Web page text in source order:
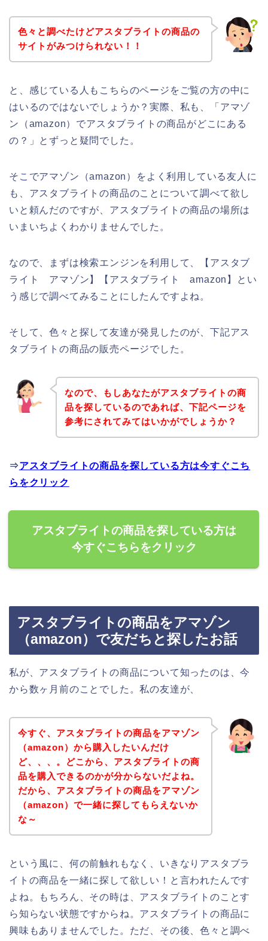
色々と調べたけどアスタブライトの商品の
サイトがみつけられない！！
と、感じている人もこちらのページをご覧の方の中に
はいるのではないでしょうか？実際、私も、「アマゾ
ン（amazon）でアスタブライトの商品がどこにある
の？」とずっと疑問でした。
そこでアマゾン（amazon）をよく利用している友人に
も、アスタブライトの商品のことについて調べて欲し
いと頼んだのですが、アスタブライトの商品の場所は
いまいちよくわかりませんでした。
なので、まずは検索エンジンを利用して、【アスタブ
ライト アマゾン】【アスタブライト amazon】とい
う感じで調べてみることにしたんですよね。
そして、色々と探して友達が発見したのが、下記アス
タブライトの商品の販売ページでした。
なので、もしあなたがアスタブライトの商
品を探しているのであれば、下記ページを
参考にされてみてはいかがでしょうか？
⇒アスタブライトの商品を探している方は今すぐこち
らをクリック
アスタブライトの商品を探している方は
今すぐこちらをクリック
アスタブライトの商品をアマゾン
（amazon）で友だちと探したお話
私が、アスタブライトの商品について知ったのは、今
から数ヶ月前のことでした。私の友達が、
今すぐ、アスタブライトの商品をアマゾン
（amazon）から購入したいんだけ
ど、、、。どこから、アスタブライトの商
品を購入できるのかが分からないだよね。
だから、アスタブライトの商品をアマゾン
（amazon）で一緒に探してもらえないか
な～
という風に、何の前触れもなく、いきなりアスタブラ
イトの商品を一緒に探して欲しい！と言われたんです
よね。もちろん、その時は、アスタブライトのことす
ら知らない状態ですからね。アスタブライトの商品に
興味もありませんでした。ただ、その後、色々と調べ